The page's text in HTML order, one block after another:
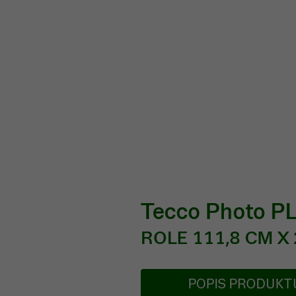
Tecco Photo
ROLE 111,8 CM
POPIS